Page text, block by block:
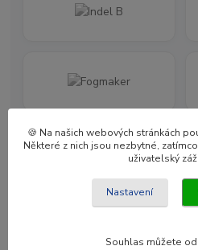
🍪 Na našich webových stránkách
Některé z nich jsou nezbytné,
uživatelský
Nastavení
Souhlas můžete